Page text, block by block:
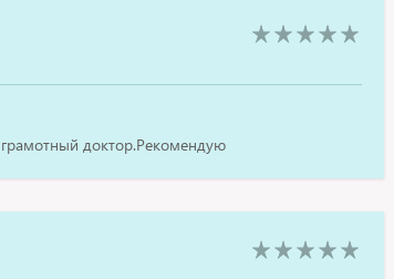
доктор.Рекомендую